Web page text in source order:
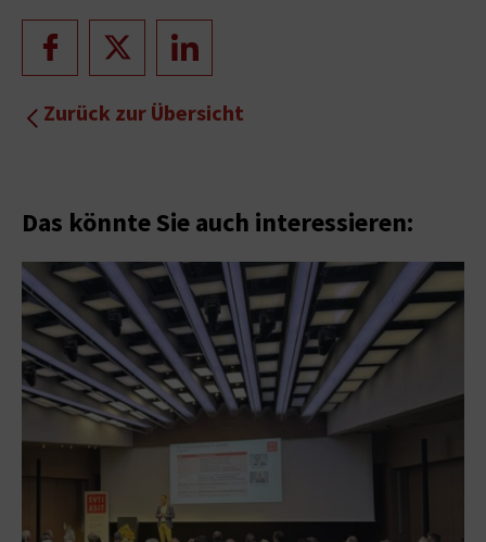
Zurück zur Übersicht
Das könnte Sie auch interessieren: